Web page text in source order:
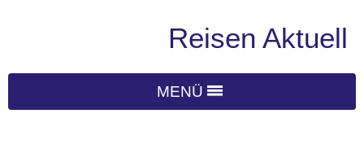
Reisen Aktuell
MENÜ